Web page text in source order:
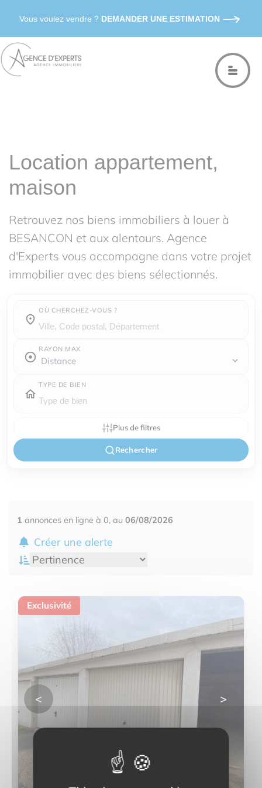
Vous voulez vendre ? DEMANDER UNE ESTIMATION
Location appartement,
maison
Retrouvez nos biens immobiliers à louer à
BESANCON et aux alentours. Agence
d'Experts vous accompagne dans votre projet
immobilier avec des biens sélectionnés.
OÙ CHERCHEZ-VOUS ?
Où cherchez-vous ?
RAYON MAX
TYPE DE BIEN
Plus de filtres
Rechercher
1 annonces en ligne à 0, au 06/08/2026
Créer une alerte
Exclusivité
< >